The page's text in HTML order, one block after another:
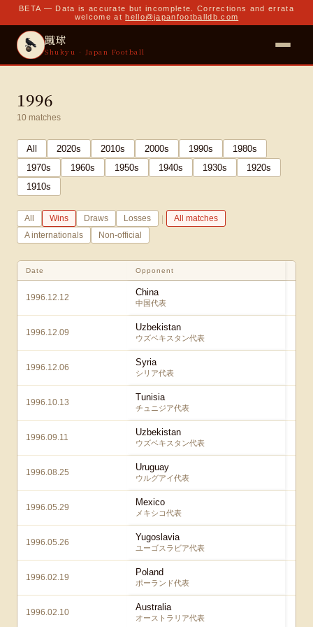
BETA — Data is accurate but incomplete. Corrections and errata
welcome at hello@japanfootballdb.com
蹴球
Shukyu · Japan Football
1996
10 matches
All 2020s 2010s 2000s 1990s 1980s
1970s 1960s 1950s 1940s 1930s 1920s
1910s
All Wins Draws Losses |
All matches
A internationals
Non-official
Date Opponent
1996.12.12 China
中国代表
1996.12.09 Uzbekistan
ウズベキスタン代表
1996.12.06 Syria
シリア代表
1996.10.13 Tunisia
チュニジア代表
1996.09.11 Uzbekistan
ウズベキスタン代表
1996.08.25 Uruguay
ウルグアイ代表
1996.05.29 Mexico
メキシコ代表
1996.05.26 Yugoslavia
ユーゴスラビア代表
1996.02.19 Poland
ポーランド代表
1996.02.10 Australia
オーストラリア代表